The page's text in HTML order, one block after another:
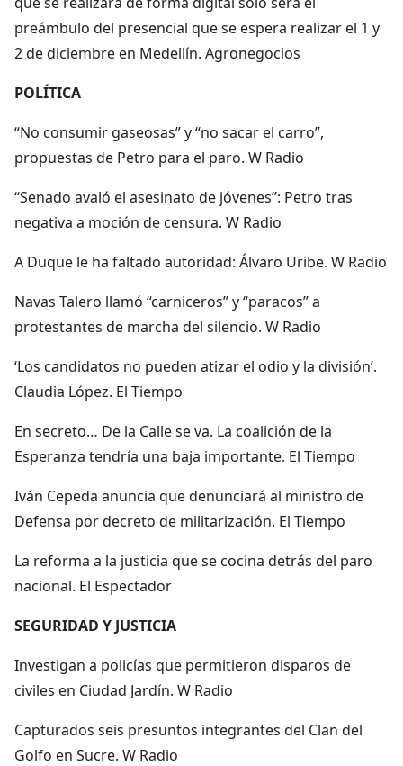
preámbulo del presencial que se espera realizar el 1 y
2 de diciembre en Medellín. Agronegocios
POLÍTICA
“No consumir gaseosas” y “no sacar el carro”,
propuestas de Petro para el paro. W Radio
“Senado avaló el asesinato de jóvenes”: Petro tras
negativa a moción de censura. W Radio
A Duque le ha faltado autoridad: Álvaro Uribe. W Radio
Navas Talero llamó “carniceros” y “paracos” a
protestantes de marcha del silencio. W Radio
‘Los candidatos no pueden atizar el odio y la división’.
Claudia López. El Tiempo
En secreto… De la Calle se va. La coalición de la
Esperanza tendría una baja importante. El Tiempo
Iván Cepeda anuncia que denunciará al ministro de
Defensa por decreto de militarización. El Tiempo
La reforma a la justicia que se cocina detrás del paro
nacional. El Espectador
SEGURIDAD Y JUSTICIA
Investigan a policías que permitieron disparos de
civiles en Ciudad Jardín. W Radio
Capturados seis presuntos integrantes del Clan del
Golfo en Sucre. W Radio